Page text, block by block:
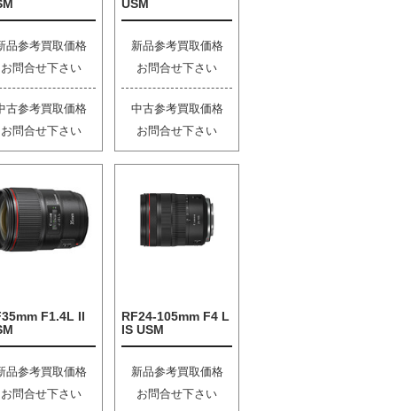
品参考買取価格
お問合せ下さい
古参考買取価格
お問合せ下さい
USM
新品参考買取価格
お問合せ下さい
中古参考買取価格
お問合せ下さい
F1.4L II
品参考買取価格
お問合せ下さい
RF24-105mm F4 L
IS USM
新品参考買取価格
お問合せ下さい